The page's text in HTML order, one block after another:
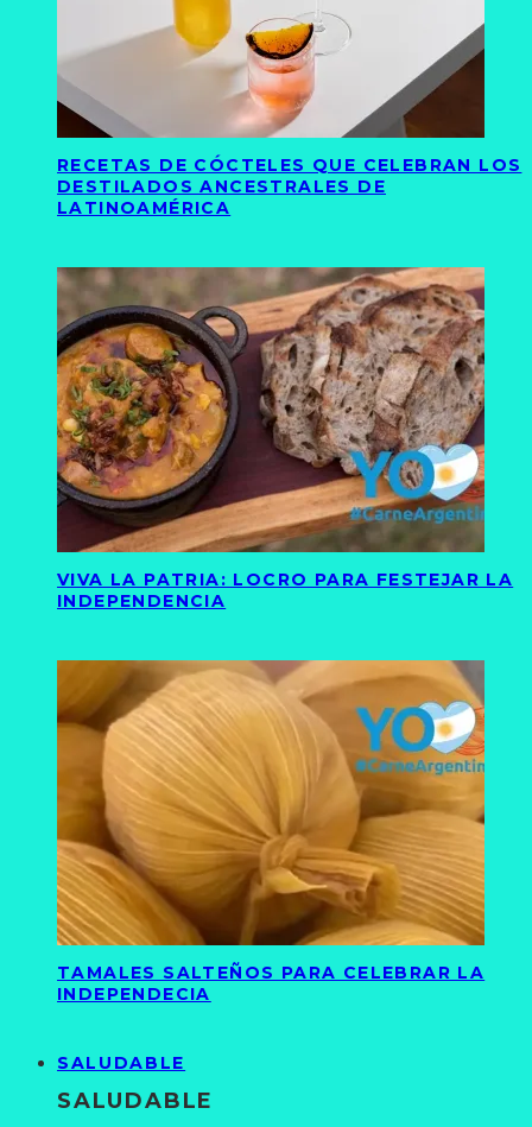
RECETAS DE CÓCTELES QUE CELEBRAN LOS
DESTILADOS ANCESTRALES DE
LATINOAMÉRICA
VIVA LA PATRIA: LOCRO PARA FESTEJAR LA
INDEPENDENCIA
TAMALES SALTEÑOS PARA CELEBRAR LA
INDEPENDECIA
SALUDABLE
SALUDABLE